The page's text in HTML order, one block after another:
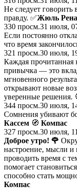
Не следует говорить
правду. ✅Жюль
330 просм.31 июля,
Если постоянно
что время
321 просм.30 июля,
Каждая прочитанная
привычка — это
мгновенного
открывают новые
уверенные решения.
344 просм.30 июля,
Сомнения убивают
Кассем 🧭 Компас
327 просм.30 июля,
Доброе утро! 🌹
настроение, мысли
проводить время с
помогает
способно стать
Компас